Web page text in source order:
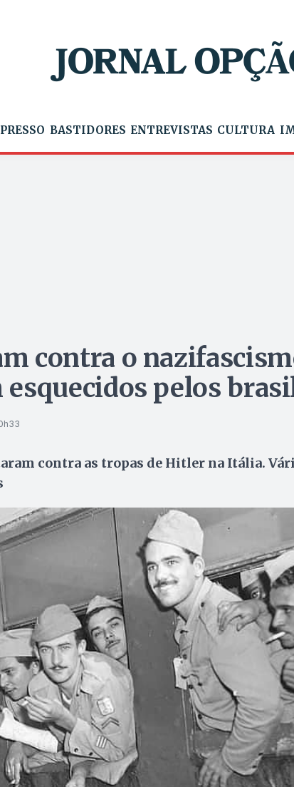
BASTIDORES ENTREVISTAS CULTURA
contra o
pelos
contra as tropas de Hitler na Itália.